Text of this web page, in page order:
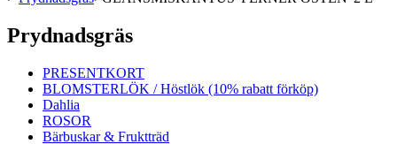
Prydnadsgräs
PRESENTKORT
BLOMSTERLÖK / Höstlök (10% rabatt förköp)
Dahlia
ROSOR
Bärbuskar & Fruktträd